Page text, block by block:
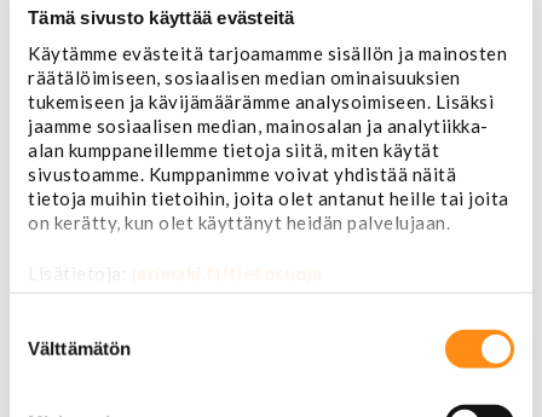
Tämä sivusto käyttää evästeitä
Käytämme evästeitä tarjoamamme sisällön ja mainosten
räätälöimiseen, sosiaalisen median ominaisuuksien
tukemiseen ja kävijämäärämme analysoimiseen. Lisäksi
jaamme sosiaalisen median, mainosalan ja analytiikka-
alan kumppaneillemme tietoja siitä, miten käytät
sivustoamme. Kumppanimme voivat yhdistää näitä
tietoja muihin tietoihin, joita olet antanut heille tai joita
on kerätty, kun olet käyttänyt heidän palvelujaan.
Lisätietoja: jarimaki.fi/tietosuoja
valinta
Välttämätön
Akut
Laturit ja laturin osat
Laturit
Laturin osat
Lämmitys ja ilmastointi
Etuvastukset
Kennot
Kompressorit ja osat
Moottorit
Ilmastoinnin osat